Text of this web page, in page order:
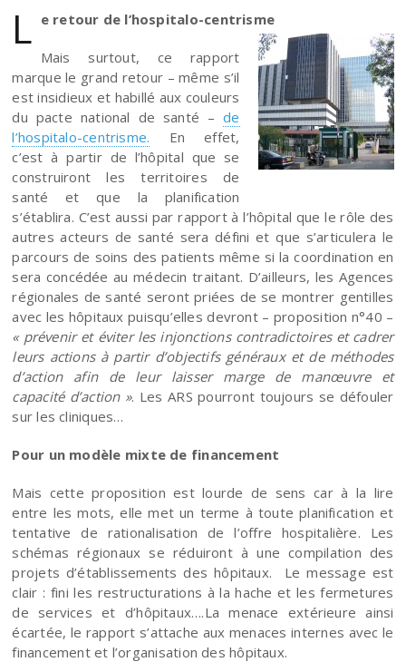
L e retour de l’hospitalo-centrisme
Mais surtout, ce rapport
marque le grand retour – même s’il
est insidieux et habillé aux couleurs
du pacte national de santé –de
l’hospitalo-centrisme. En effet,
c’est à partir de l’hôpital que se
construiront les territoires de
santé et que la planification
s’établira. C’est aussi par rapport à l’hôpital que le rôle des
autres acteurs de santé sera défini et que s’articulera le
parcours de soins des patients même si la coordination en
sera concédée au médecin traitant. D’ailleurs, les Agences
régionales de santé seront priées de se montrer gentilles
avec les hôpitaux puisqu’elles devront – proposition n°40 –
« prévenir et éviter les injonctions contradictoires et cadrer
leurs actions à partir d’objectifs généraux et de méthodes
d’action afin de leur laisser marge de manœuvre et
capacité d’action ». Les ARS pourront toujours se défouler
sur les cliniques…
Pour un modèle mixte de financement
Mais cette proposition est lourde de sens car à la lire
entre les mots, elle met un terme à toute planification et
tentative de rationalisation de l’offre hospitalière. Les
schémas régionaux se réduiront à une compilation des
projets d’établissements des hôpitaux. Le message est
clair : fini les restructurations à la hache et les fermetures
de services et d’hôpitaux….La menace extérieure ainsi
écartée, le rapport s’attache aux menaces internes avec le
financement et l’organisation des hôpitaux.